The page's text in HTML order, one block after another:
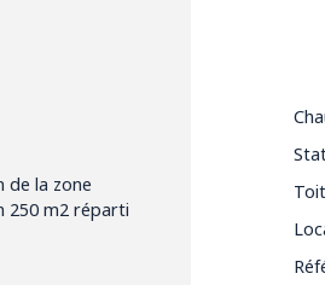
de la zone
250 m2 réparti